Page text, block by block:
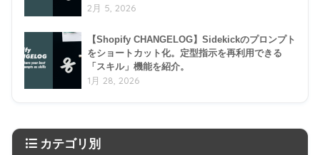
2月 5, 2026
【Shopify CHANGELOG】Sidekickのプロンプト
をショートカット化。定型指示を再利用できる
「スキル」機能を紹介。
1月 28, 2026
カテゴリ別